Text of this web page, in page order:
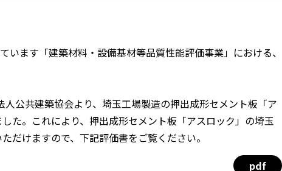
ます「建築材料・設備基材等品質性能評価事業」における、
公共建築協会より、埼玉工場製造の押出成形セメント板「ア
た。これにより、押出成形セメント板「アスロック」の埼玉
だけますので、下記評価書をご覧ください。
pdf